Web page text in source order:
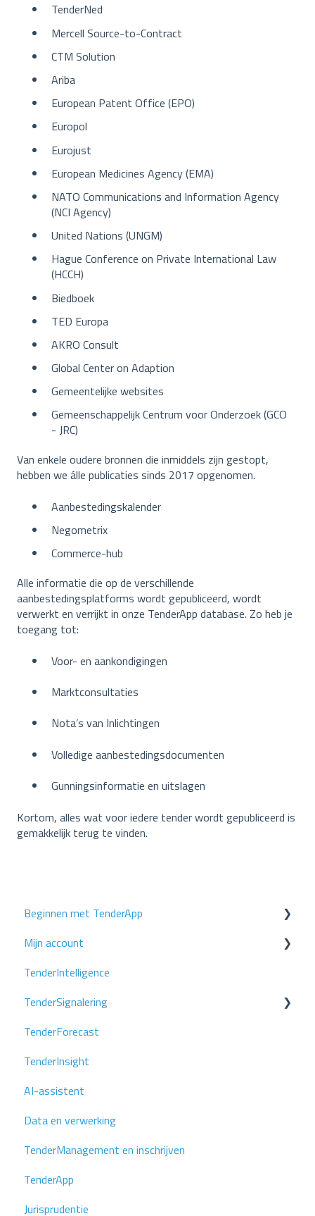
TenderNed
Mercell Source-to-Contract
CTM Solution
Ariba
European Patent Office (EPO)
Europol
Eurojust
European Medicines Agency (EMA)
NATO Communications and Information Agency
(NCI Agency)
United Nations (UNGM)
Hague Conference on Private International Law
(HCCH)
Biedboek
TED Europa
AKRO Consult
Global Center on Adaption
Gemeentelijke websites
Gemeenschappelijk Centrum voor Onderzoek (GCO
- JRC)
Van enkele oudere bronnen die inmiddels zijn gestopt,
hebben we álle publicaties sinds 2017 opgenomen.
Aanbestedingskalender
Negometrix
Commerce-hub
Alle informatie die op de verschillende
aanbestedingsplatforms wordt gepubliceerd, wordt
verwerkt en verrijkt in onze TenderApp database. Zo heb je
toegang tot:
Voor- en aankondigingen
Marktconsultaties
Nota’s van Inlichtingen
Volledige aanbestedingsdocumenten
Gunningsinformatie en uitslagen
Kortom, alles wat voor iedere tender wordt gepubliceerd is
gemakkelijk terug te vinden.
Beginnen met TenderApp
Stap 1: Stel je zoekprofiel in
Stap 2: Voeg je collega's toe
Stap 3: Volg je concurrenten
Stap 4: Forecasten
Mijn account
Gebruikersbeheer
Inloggen
TenderIntelligence
TenderSignalering
Zoekprofielen
TenderForecast
TenderInsight
AI-assistent
Data en verwerking
TenderManagement en inschrijven
TenderApp
Jurisprudentie